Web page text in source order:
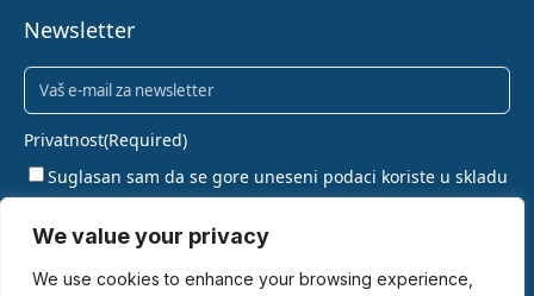
We value your privacy
We use cookies to enhance your browsing experience,
Newsletter
Newsletter(Required)
Privatnost(Required)
Suglasan sam da se gore uneseni podaci koriste u skladu
s pravilima privatnosti.
PRIJAVI SE